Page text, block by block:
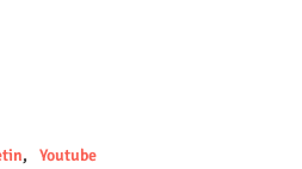
Youtube